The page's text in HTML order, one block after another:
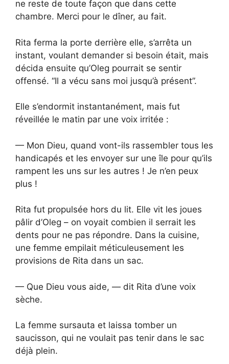
ne reste de toute façon que dans cette
chambre. Merci pour le dîner, au fait.
Rita ferma la porte derrière elle, s’arrêta un
instant, voulant demander si besoin était, mais
décida ensuite qu’Oleg pourrait se sentir
offensé. “Il a vécu sans moi jusqu’à présent”.
Elle s’endormit instantanément, mais fut
réveillée le matin par une voix irritée :
— Mon Dieu, quand vont-ils rassembler tous les
handicapés et les envoyer sur une île pour qu’ils
rampent les uns sur les autres ! Je n’en peux
plus !
Rita fut propulsée hors du lit. Elle vit les joues
pâlir d’Oleg – on voyait combien il serrait les
dents pour ne pas répondre. Dans la cuisine,
une femme empilait méticuleusement les
provisions de Rita dans un sac.
— Que Dieu vous aide, — dit Rita d’une voix
sèche.
La femme sursauta et laissa tomber un
saucisson, qui ne voulait pas tenir dans le sac
déjà plein.